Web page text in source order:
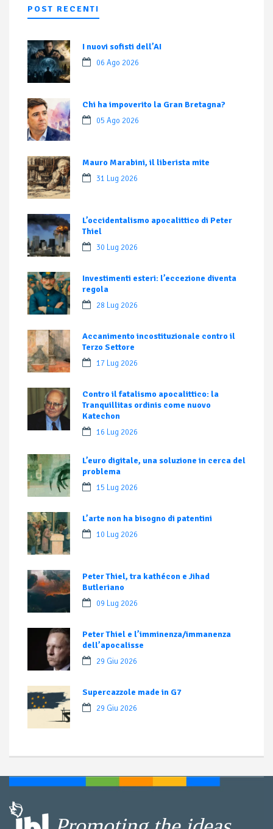
POST RECENTI
I nuovi sofisti dell’AI
06 Ago 2026
Chi ha impoverito la Gran Bretagna?
05 Ago 2026
Mauro Marabini, il liberista mite
31 Lug 2026
L’occidentalismo apocalittico di Peter
Thiel
30 Lug 2026
Investimenti esteri: l’eccezione diventa
regola
28 Lug 2026
Accanimento incostituzionale contro il
Terzo Settore
17 Lug 2026
Contro il fatalismo apocalittico: la
Tranquillitas ordinis come nuovo
Katechon
16 Lug 2026
L’euro digitale, una soluzione in cerca del
problema
15 Lug 2026
L’arte non ha bisogno di patentini
10 Lug 2026
Peter Thiel, tra kathécon e Jihad
Butleriano
09 Lug 2026
Peter Thiel e l’imminenza/immanenza
dell’apocalisse
29 Giu 2026
Supercazzole made in G7
29 Giu 2026